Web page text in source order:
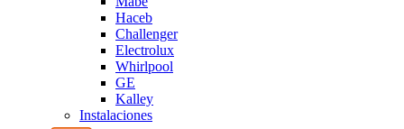
Haceb
Challenger
Electrolux
Whirlpool
GE
Kalley
Instalaciones